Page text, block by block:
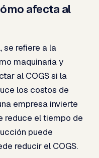
afecta al
se refiere a la
maquinaria y
al COGS si la
los costos de
empresa invierte
reduce el tiempo de
puede
reducir el COGS.